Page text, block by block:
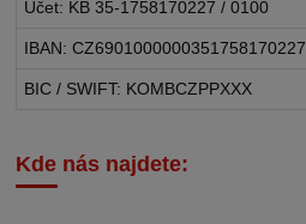
Účet: KB 35-1758170227 / 0100
IBAN: CZ6901000000351758170227
BIC / SWIFT: KOMBCZPPXXX
Kde nás najdete: